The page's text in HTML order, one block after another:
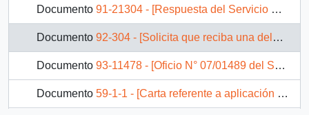
Documento 91-21304 - [Respuesta del Servicio Nacional de Menores a solicitud de incorporación como trabajador]
Documento 92-304 - [Solicita que reciba una delegación de jóvenes del Servicio Nacional de Menores]
Documento 93-11478 - [Oficio N° 07/01489 del Servicio Nacional de Menores]
Documento 59-1-1 - [Carta referente a aplicación de políticas públicas en favor de los niños en riesgo social del Servicio Nacional de Menores]